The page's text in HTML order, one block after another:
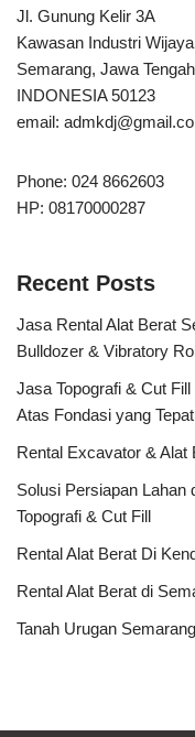
Jl. Gunung Kelir 3A
Kawasan Industri
Semarang, Jawa Tengah
INDONESIA 50123
email:
Phone: 024 8662603
HP: 08170000287
Recent Posts
Jasa Rental Alat Berat
Bulldozer & Vibratory
Jasa Topografi & Cut
Atas Fondasi yang Tepat
Rental Excavator & Alat
Solusi Persiapan Lahan
Topografi & Cut Fill
Rental Alat Berat Di
Rental Alat Berat di
Tanah Urugan Semarang